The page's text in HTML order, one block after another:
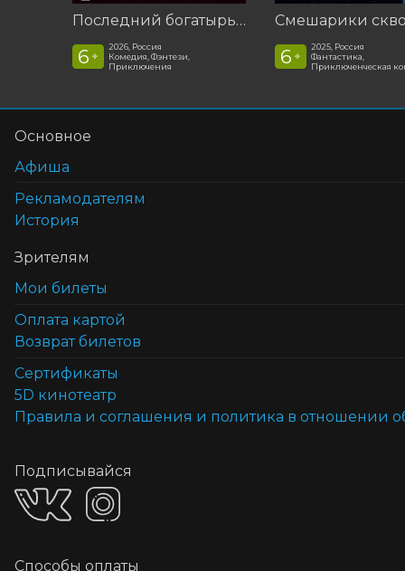
Последний богатырь. Колобок
6 +
2026, Россия
Комедия, Фэнтези,
Приключения
6 +
2025, Россия
Фантастика,
Приключенческая
Основное
Афиша
Рекламодателям
История
Зрителям
Мои билеты
Оплата картой
Возврат билетов
Cертификаты
5D кинотеатр
Правила и соглашения и политика в отношении
Подписывайся
Способы оплаты